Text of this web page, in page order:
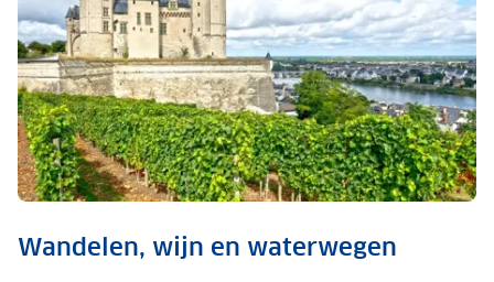
Wandelen, wijn en waterwegen